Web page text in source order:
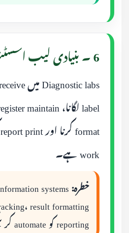
6 ۔ بنیادی لیب اسسٹنٹ
work ہے۔
خطرہ:systems
reporting کو automate کر سکتے ہیں۔